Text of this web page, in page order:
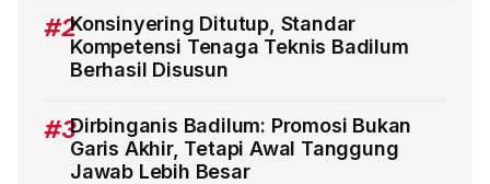
#2Konsinyering Ditutup, Standar
Kompetensi Tenaga Teknis Badilum
Berhasil Disusun
#3Dirbinganis Badilum: Promosi Bukan
Garis Akhir, Tetapi Awal Tanggung
Jawab Lebih Besar